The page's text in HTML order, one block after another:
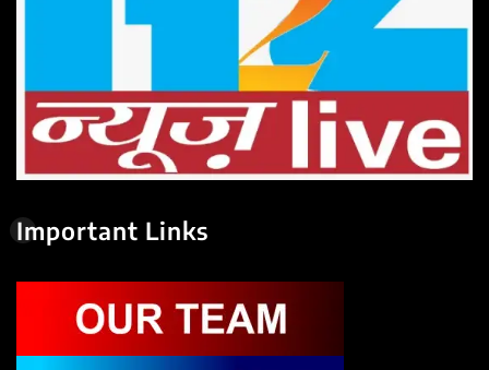
Important Links